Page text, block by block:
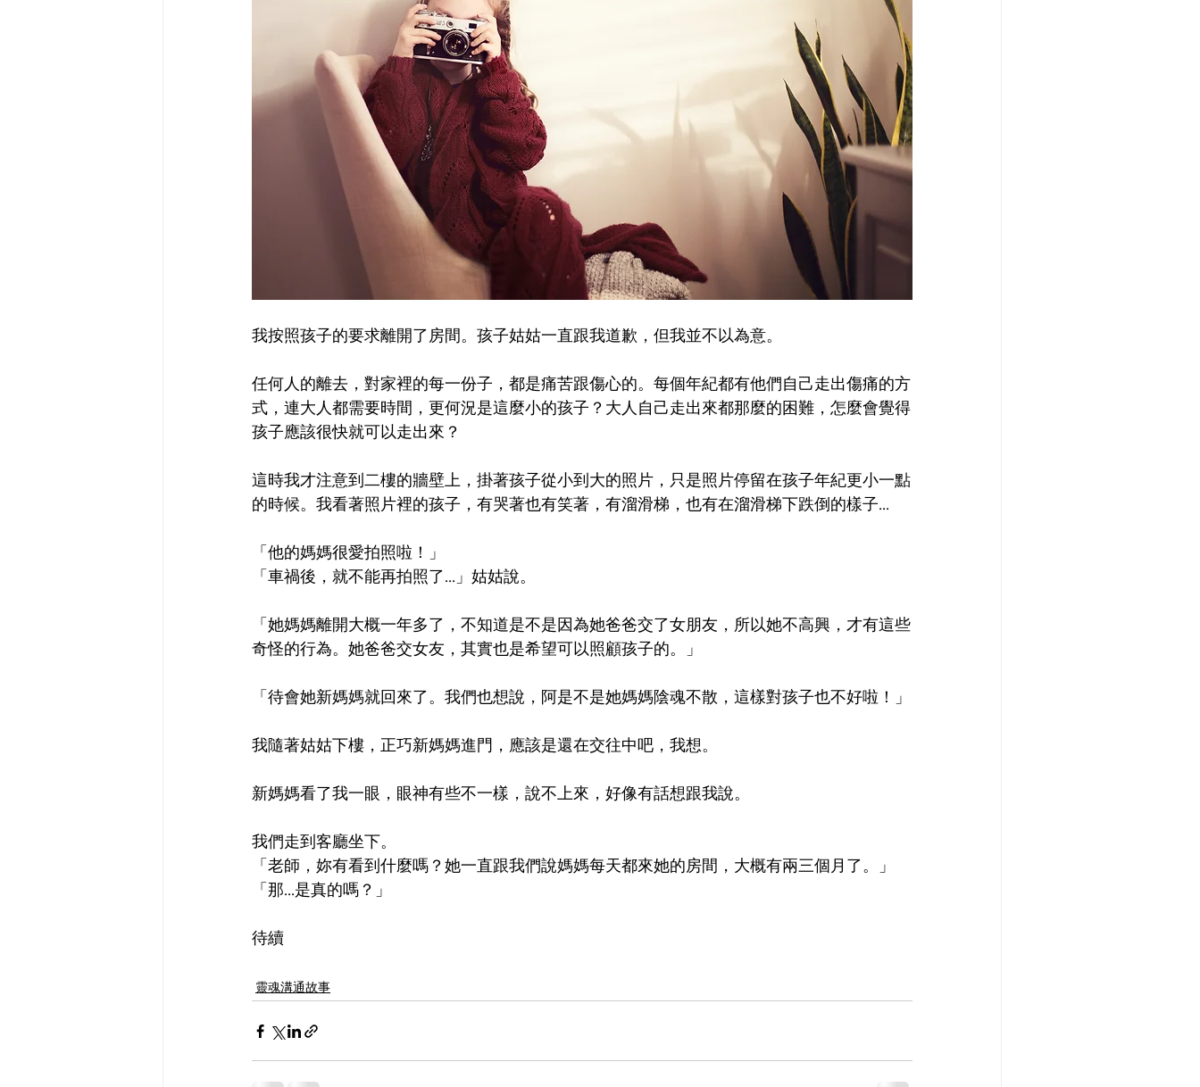
我按照孩子的要求離開了房間。孩子姑姑一直跟我道歉，但我並不以為意。
任何人的離去，對家裡的每一份子，都是痛苦跟傷心的。每個年紀都有他們自己走出傷痛的方
式，連大人都需要時間，更何況是這麼小的孩子？大人自己走出來都那麼的困難，怎麼會覺得
孩子應該很快就可以走出來？
這時我才注意到二樓的牆壁上，掛著孩子從小到大的照片，只是照片停留在孩子年紀更小一點
的時候。我看著照片裡的孩子，有哭著也有笑著，有溜滑梯，也有在溜滑梯下跌倒的樣子...
「他的媽媽很愛拍照啦！」
「車禍後，就不能再拍照了...」姑姑說。
「她媽媽離開大概一年多了，不知道是不是因為她爸爸交了女朋友，所以她不高興，才有這些
奇怪的行為。她爸爸交女友，其實也是希望可以照顧孩子的。」
「待會她新媽媽就回來了。我們也想說，阿是不是她媽媽陰魂不散，這樣對孩子也不好啦！」
我隨著姑姑下樓，正巧新媽媽進門，應該是還在交往中吧，我想。
新媽媽看了我一眼，眼神有些不一樣，說不上來，好像有話想跟我說。
我們走到客廳坐下。
「老師，妳有看到什麼嗎？她一直跟我們說媽媽每天都來她的房間，大概有兩三個月了。」
「那...是真的嗎？」
待續
靈魂溝通故事